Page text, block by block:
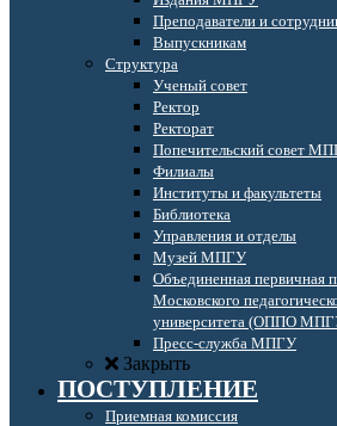
Преподаватели и
Выпускникам
Структура
Ученый совет
Ректор
Ректорат
Попечительский совет
Филиалы
Институты и факультеты
Библиотека
Управления и отделы
Музей МПГУ
Объединенная первичная
Московского
университета (ОППО
Пресс-служба МПГУ
Закрыть
ПОСТУПЛЕНИЕ
Приемная комиссия